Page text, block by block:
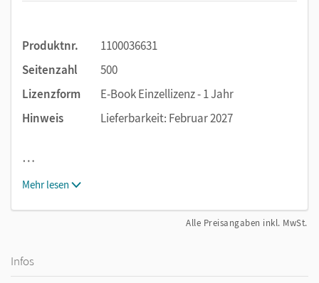
Arbeitsblätter als Hilfe für Aufgaben im Schulbuch
Produktnr.
1100036631
Seitenzahl
500
Lizenzform
E-Book Einzellizenz - 1 Jahr
Hinweis
Lieferbarkeit: Februar 2027
…
Mehr lesen
Alle Preisangaben inkl. MwSt.
Infos